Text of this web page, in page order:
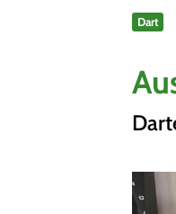
Dart